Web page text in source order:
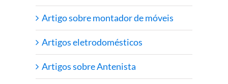
Artigo sobre montador de móveis
Artigos eletrodomésticos
Artigos sobre Antenista